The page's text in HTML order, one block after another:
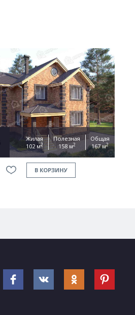
Жилая
102 м2
Полезная
158 м2
Общая
167 м2
В КОРЗИНУ